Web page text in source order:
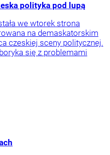
polityka pod lupą
we wtorek strona
na demaskatorskim
czeskiej sceny politycznej.
się z problemami